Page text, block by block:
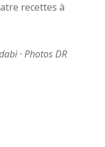
recettes à
· Photos DR